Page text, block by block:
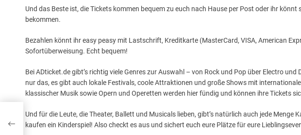
Und das Beste ist, die Tickets kommen bequem zu euch nach Hause per Post oder ihr
bekommen.
Bezahlen könnt ihr easy peasy mit Lastschrift, Kreditkarte (MasterCard, VISA, American
Sofortüberweisung. Echt bequem!
Bei ADticket.de gibt’s richtig viele Genres zur Auswahl – von Rock und Pop über Electro
nur das, es gibt auch lokale Festivals, coole Attraktionen und große Shows mit
klassischer Musik sowie Opern und Operetten werden hier fündig und können ihre Tickets
Und für die Leute, die Theater, Ballett und Musicals lieben, gibt’s natürlich auch jede Menge
kaufen ein Kinderspiel! Also checkt es aus und sichert euch eure Plätze für eure